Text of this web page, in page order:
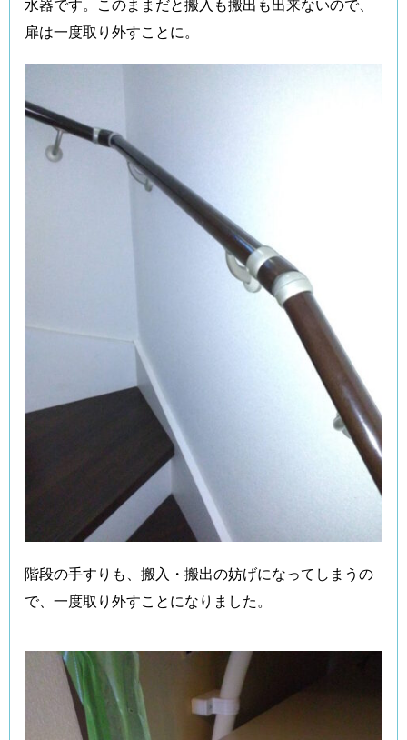
水器です。このままだと搬入も搬出も出来ないので、
扉は一度取り外すことに。
階段の手すりも、搬入・搬出の妨げになってしまうの
で、一度取り外すことになりました。